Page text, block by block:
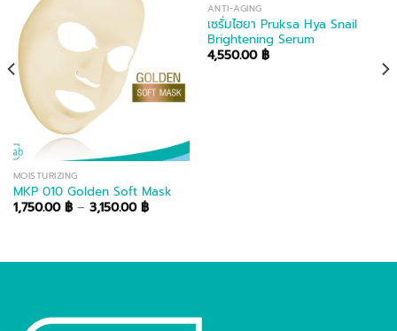
MOISTURIZING
MKP 010 Golden Soft Mask
1,750.00฿ – 3,150.00฿Price
ANTI-AGING
เซรั่มไฮยา Pruksa Hya Snail
Brightening Serum
4,550.00฿